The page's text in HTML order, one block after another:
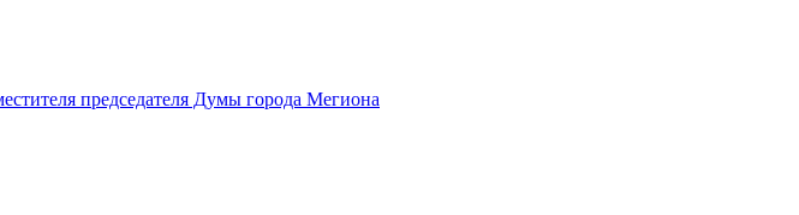
председателя Думы города Мегиона